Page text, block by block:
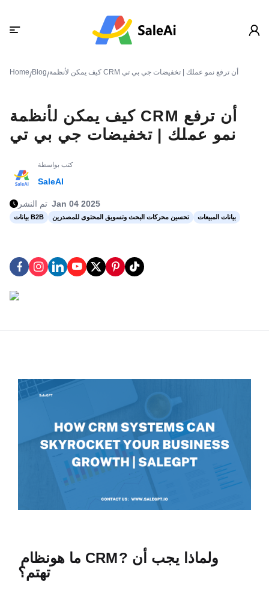
Home/Blog/ كيف يمكن لأنظمة CRM أن ترفع نمو عملك | تخفيضات جي بي تي
كيف يمكن لأنظمة CRM أن ترفع
نمو عملك | تخفيضات جي بي تي
كتب بواسطة
SaleAI
تم النشر Jan 04 2025
بيانات B2B تحسين محركات البحث وتسويق المحتوى للمصدرين بيانات المبيعات
ما هو نظام CRM? ولماذا يجب أن
تهتم؟